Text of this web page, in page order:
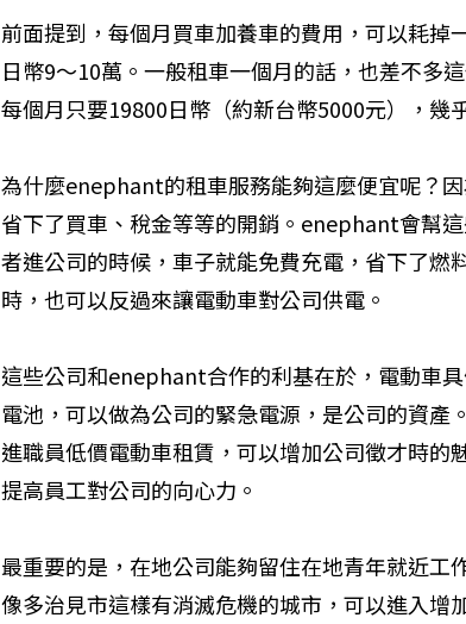
前面提到，每個月買車加養車的費用，可以耗
日幣9～10萬。一般租車一個月的話，也差不多
每個月只要19800日幣（約新台幣5000元），幾
為什麼enephant的租車服務能夠這麼便宜呢？
省下了買車、稅金等等的開銷。enephant會幫
者進公司的時候，車子就能免費充電，省下了燃
時，也可以反過來讓電動車對公司供電。
這些公司和enephant合作的利基在於，電動車
電池，可以做為公司的緊急電源，是公司的資產
進職員低價電動車租賃，可以增加公司徵才時的
提高員工對公司的向心力。
最重要的是，在地公司能夠留住在地青年就近工
像多治見市這樣有消滅危機的城市，可以進入增